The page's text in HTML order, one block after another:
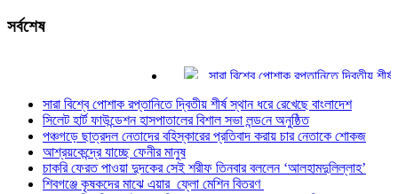
সর্বশেষ
সারা বিশ্বে পোশাক রপ্তানিতে দ্বিতীয় শীর্ষ
সিলেট হার্ট ফাউন্ডেশন হাসপাতালের বিশাল সভা
পঞ্চগড়ে ছাত্রদল নেতাদের বহিস্কারের
আশ্রয়কেন্দ্রে যাচ্ছে ফেনীর মানুষ
চাকরি ফেরত পাওয়া দুদকের সেই শরীফ
শিবগঞ্জে কৃষকদের মাঝে এয়ার ফ্লো মেশিন
জোড়াতালির ক্রিকেটে ভরাডুবি বাংলাদেশের,
সারা বিশ্বে পোশাক রপ্তানিতে দ্বিতীয় শীর্ষ স্থান ধরে রেখেছে বাংলাদেশ
সিলেট হার্ট ফাউন্ডেশন হাসপাতালের বিশাল সভা লন্ড‌নে অনুষ্ঠিত
পঞ্চগড়ে ছাত্রদল নেতাদের বহিস্কারের প্রতিবাদ করায় চার নেতাকে শোকজ
আশ্রয়কেন্দ্রে যাচ্ছে ফেনীর মানুষ
চাকরি ফেরত পাওয়া দুদকের সেই শরীফ তিনবার বললেন ‘আলহামদুলিল্লাহ’
শিবগঞ্জে কৃষকদের মাঝে এয়ার ফ্লো মেশিন বিতরণ